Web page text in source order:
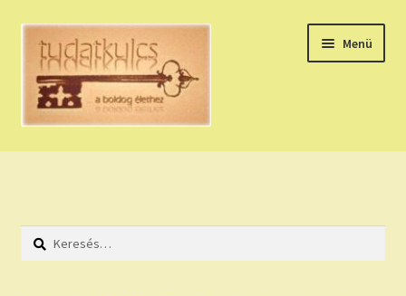
Ugrás
navigációhoz
Kilépés
tartalomba
Menü
HÚZZ EGY KÁRTYÁT!
HOLDNAPTÁR
Keresés: